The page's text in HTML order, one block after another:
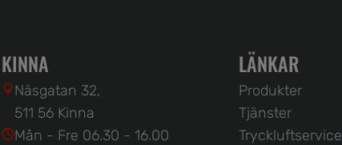
KINNA
Näsgatan 32,
511 56 Kinna
Mån - Fre 06.30 - 16.00
LÄNKAR
Produkter
Tjänster
Tryckluftservice